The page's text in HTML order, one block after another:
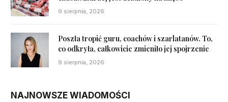
9 sierpnia, 2026
Poszła tropić guru, coachów i szarlatanów. To,
co odkryła, całkowicie zmieniło jej spojrzenie
9 sierpnia, 2026
NAJNOWSZE WIADOMOŚCI